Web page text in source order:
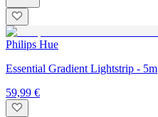
Philips Hue
Essential Gradient Lightstrip - 5m
59,99 €